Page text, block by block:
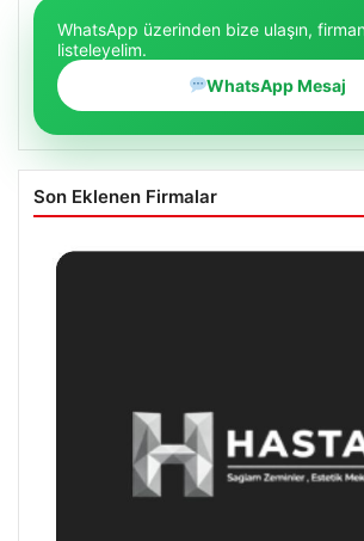
WhatsApp üzerinden bize ulaşın,
listeleyelim.
WhatsApp Mesaj
Son Eklenen Firmalar